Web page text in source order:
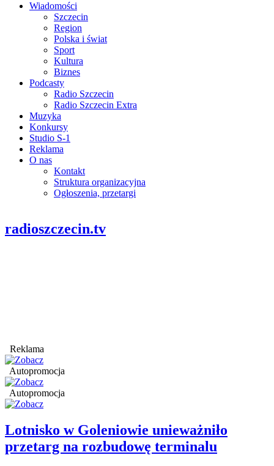
Wiadomości
Szczecin
Region
Polska i świat
Sport
Kultura
Biznes
Podcasty
Radio Szczecin
Radio Szczecin Extra
Muzyka
Konkursy
Studio S-1
Reklama
O nas
Kontakt
Struktura organizacyjna
Ogłoszenia, przetargi
radioszczecin.tv
Reklama
Autopromocja
Autopromocja
Lotnisko w Goleniowie unieważniło
przetarg na rozbudowę terminalu